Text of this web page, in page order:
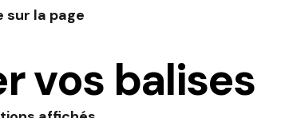
sur la page
vos balises